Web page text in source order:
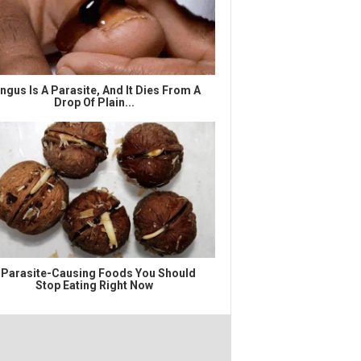
Is A Parasite, And It Dies From A
Drop Of Plain...
Causing Foods You Should
Stop Eating Right Now